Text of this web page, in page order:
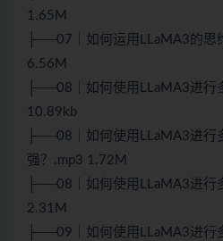
1.65M
├──07｜如何运用LLaMA3的思
6.56M
├──08｜如何使用LLaMA3进行
10.89kb
├──08｜如何使用LLaMA3进行
强？.mp3 1.72M
├──08｜如何使用LLaMA3进行
2.31M
├──09｜如何使用LLaMA3进行